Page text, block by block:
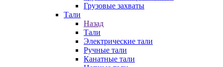
Грузовые захваты
Тали
Назад
Тали
Электрические тали
Ручные тали
Канатные тали